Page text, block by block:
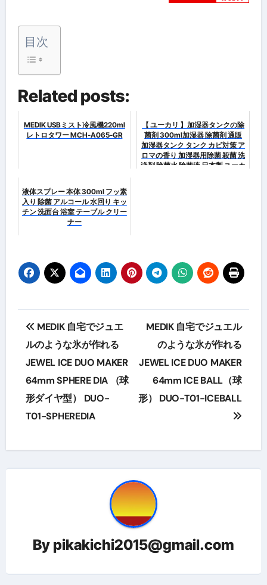
目次
Related posts:
MEDIK USBミスト冷風機220ml
レトロタワー MCH-A065-GR
【 ユーカリ 】加湿器タンクの除
菌剤 300ml加湿器 除菌剤 通販
加湿器タンク タンク カビ対策 ア
ロマの香り 加湿器用除菌 殺菌 洗
浄剤 除菌水 除菌液 日本製 ユーカ
液体スプレー 本体 300ml フッ素
入り 除菌 アルコール 水回り キッ
チン 洗面台 浴室 テーブル クリー
ナー
投
稿
ナ
ビ
ゲ
シ
MEDIK 自宅でジュエ
ルのような氷が作れる
JEWEL ICE DUO MAKER
64mm SPHERE DIA （球
形ダイヤ型） DUO-
T01-SPHEREDIA
MEDIK 自宅でジュエル
のような氷が作れる
JEWEL ICE DUO MAKER
64mm ICE BALL（球
形） DUO-T01-ICEBALL
By pikakichi2015@gmail.com